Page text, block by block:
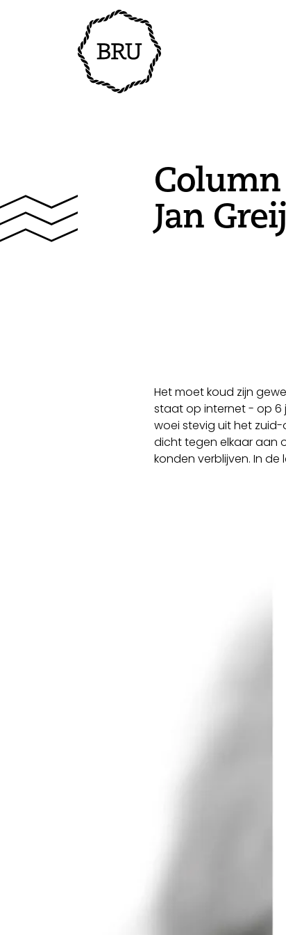
Jan
Het moet koud zijn
staat op internet - op 6
woei stevig uit het zuid-
dicht tegen elkaar aan
konden verblijven. In